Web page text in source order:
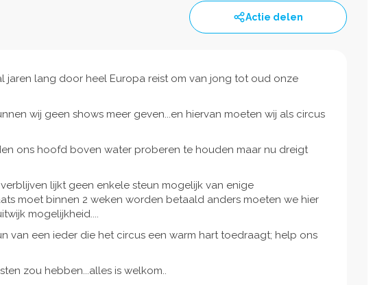
Actie delen
jaren lang door heel Europa reist om van jong tot oud onze
wij geen shows meer geven...en hiervan moeten wij als circus
ons hoofd boven water proberen te houden maar nu dreigt
lijkt geen enkele steun mogelijk van enige
moet binnen 2 weken worden betaald anders moeten we hier
mogelijkheid....
van een ieder die het circus een warm hart toedraagt; help ons
zou hebben...alles is welkom..